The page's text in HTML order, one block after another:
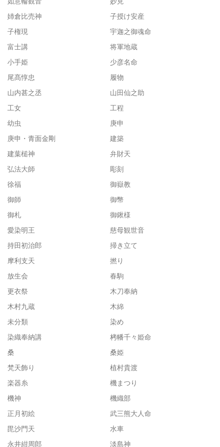
姉倉比売神
子授け安産
子権現
宇迦之御魂命
富士講
将軍地蔵
小手姫
少彦名命
尾髙惇忠
履物
山内甚之丞
山田仙之助
工女
工程
幼虫
庚申
庚申・青面金剛
建築
建葉槌神
弁財天
弘法大師
彫刻
徐福
御嶽教
御師
御幣
御札
御鍬様
愛染明王
慈母観世音
持田初治郎
掃き立て
摩利支天
撚り
放生会
春駒
更衣祭
木刀奉納
木村九蔵
木綿
未分類
染め
染織奉納講
栲幡千々姫命
桑
桑姫
梵天飾り
植村貴渡
楽器糸
機まつり
機神
機織部
正月初絵
武三熊大人命
毘沙門天
水車
永井紺周郎
淡島神